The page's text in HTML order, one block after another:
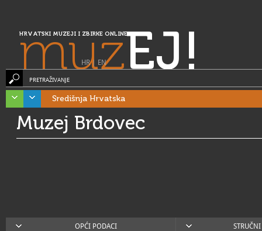
HRVATSKI MUZEJI I ZBIRKE ONLINE
muzEJ!
HR| EN
PRETRAŽIVANJE
Središnja Hrvatska
Muzej Brdovec
OPĆI PODACI